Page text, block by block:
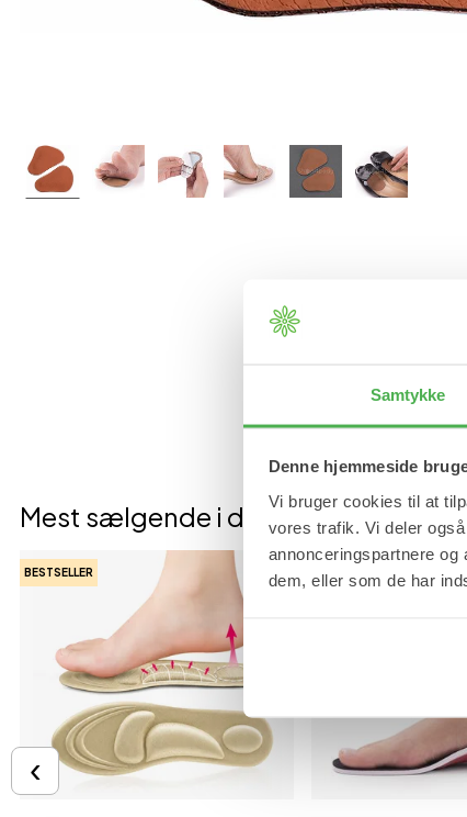
Samtykke
Denne hjemmeside
Vi bruger cookies til at
vores trafik. Vi deler
annonceringspartnere og
dem, eller som de har
Mest sælgende i denne kategori
BESTSELLER BESTSELLER
‹